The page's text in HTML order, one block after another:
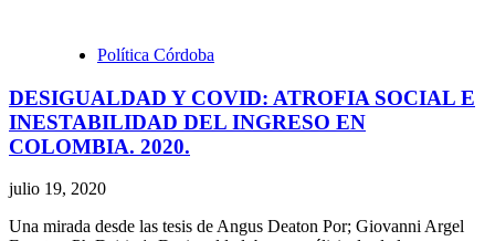
Política Córdoba
DESIGUALDAD Y COVID: ATROFIA SOCIAL E
INESTABILIDAD DEL INGRESO EN
COLOMBIA. 2020.
julio 19, 2020
Una mirada desde las tesis de Angus Deaton Por; Giovanni Argel